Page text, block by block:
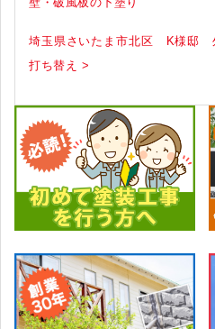
埼玉県さいたま市北区 K様邸
打ち替え >